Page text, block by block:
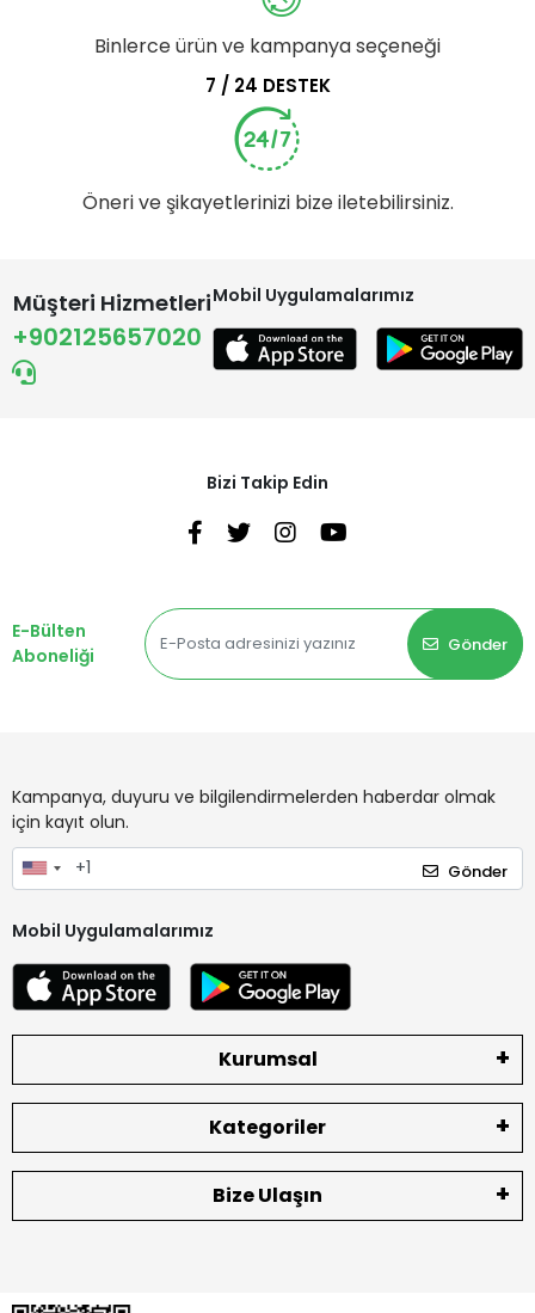
Binlerce ürün ve kampanya seçeneği
7 / 24 DESTEK
Öneri ve şikayetlerinizi bize iletebilirsiniz.
Müşteri Hizmetleri
+902125657020
Mobil Uygulamalarımız
Bizi Takip Edin
E-Bülten
Aboneliği
Gönder
Kampanya, duyuru ve bilgilendirmelerden haberdar olmak
için kayıt olun.
Gönder
Mobil Uygulamalarımız
Kurumsal
Kategoriler
Bize Ulaşın